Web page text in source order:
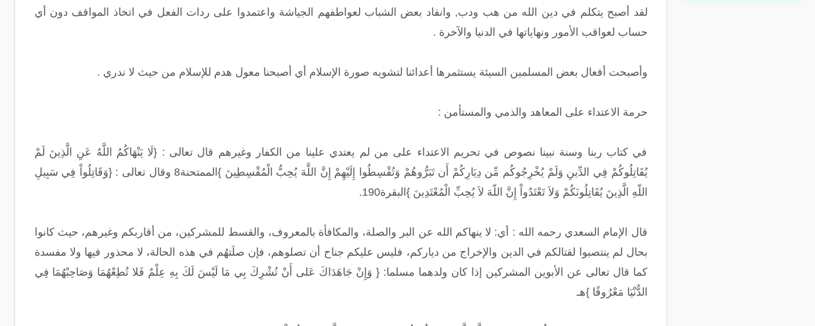
لقد أصبح يتكلم في دين الله من هب ودب, وانقاد بعض الشباب لعواطفهم الجياشة واعتمدوا على ردات الفعل في اتخاذ المواقف دون أي
حساب لعواقب الأمور ونهاياتها في الدنيا والآخرة .
وأصبحت أفعال بعض المسلمين السيئة يستثمرها أعدائنا لتشويه صورة الإسلام أي أصبحنا معول هدم للإسلام من حيث لا ندري .
حرمة الاعتداء على المعاهد والذمي والمستأمن :
في كتاب ربنا وسنة نبينا نصوص في تحريم الاعتداء على من لم يعتدي علينا من الكفار وغيرهم قال تعالى : {لَا يَنْهَاكُمُ اللَّهُ عَنِ الَّذِينَ لَمْ
يُقَاتِلُوكُمْ فِي الدِّينِ وَلَمْ يُخْرِجُوكُم مِّن دِيَارِكُمْ أَن تَبَرُّوهُمْ وَتُقْسِطُوا إِلَيْهِمْ إِنَّ اللَّهَ يُحِبُّ الْمُقْسِطِينَ }الممتحنة8 وقال تعالى : {وَقَاتِلُواْ فِي سَبِيلِ
اللّهِ الَّذِينَ يُقَاتِلُونَكُمْ وَلاَ تَعْتَدُواْ إِنَّ اللّهَ لاَ يُحِبِّ الْمُعْتَدِينَ }البقرة190.
قال الإمام السعدي رحمه الله : أي: لا ينهاكم الله عن البر والصلة، والمكافأة بالمعروف، والقسط للمشركين، من أقاربكم وغيرهم، حيث كانوا
بحال لم ينتصبوا لقتالكم في الدين والإخراج من دياركم، فليس عليكم جناح أن تصلوهم، فإن صلَتهُم في هذه الحالة، لا محذور فيها ولا مفسدة
كما قال تعالى عن الأبوين المشركين إذا كان ولدهما مسلما: { وَإِنْ جَاهَدَاكَ عَلى أَنْ تُشْرِكَ بِي مَا لَيْسَ لَكَ بِهِ عِلْمٌ فَلا تُطِعْهُمَا وَصَاحِبْهُمَا فِي
الدُّنْيَا مَعْرُوفًا }هـ